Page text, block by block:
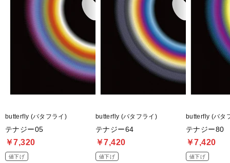
butterfly (バタフライ)
テナジー05
￥7,320
値下げ
butterfly (バタフライ)
テナジー64
￥7,420
値下げ
butterfly (バタ
テナジー80
￥7,420
値下げ